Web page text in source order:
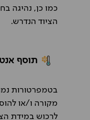
כמו כן, נהיגה
הציוד הנדרש.
תוסף
בטמפרטורות
מקורה ו/או
לרכוש במידת